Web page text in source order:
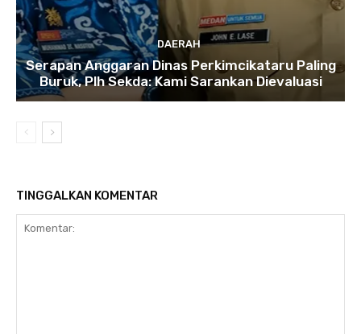
DAERAH
Serapan Anggaran Dinas Perkimcikataru Paling
Buruk, Plh Sekda: Kami Sarankan Dievaluasi
TINGGALKAN KOMENTAR